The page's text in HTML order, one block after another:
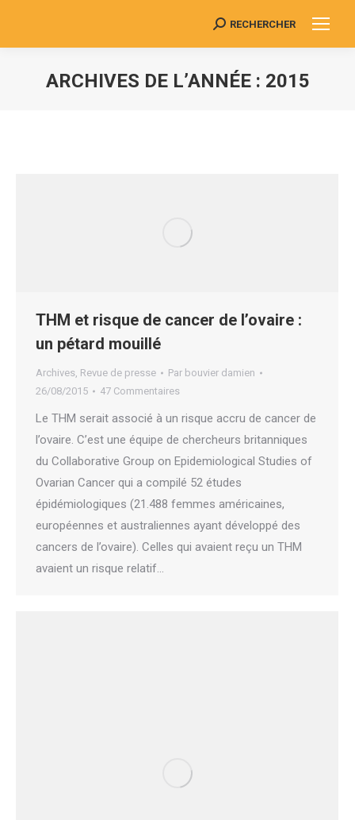
Search:
RECHERCHER
ARCHIVES DE L’ANNÉE : 2015
THM et risque de cancer de l’ovaire :
un pétard mouillé
Archives, Revue de presse Par bouvier damien
26/08/2015
47 Commentaires
Le THM serait associé à un risque accru de cancer de
l’ovaire. C’est une équipe de chercheurs britanniques
du Collaborative Group on Epidemiological Studies of
Ovarian Cancer qui a compilé 52 études
épidémiologiques (21.488 femmes américaines,
européennes et australiennes ayant développé des
cancers de l’ovaire). Celles qui avaient reçu un THM
avaient un risque relatif…